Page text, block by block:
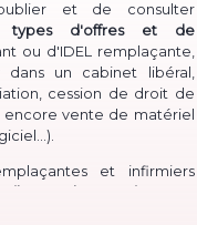
et de consulter
types d'offres et de
ou d'IDEL remplaçante,
un cabinet libéral,
cession de droit de
vente de matériel
.
et infirmiers